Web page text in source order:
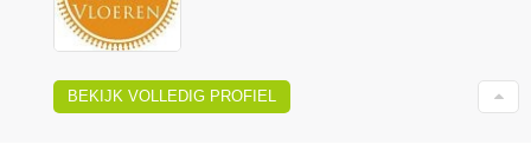
BEKIJK VOLLEDIG PROFIEL